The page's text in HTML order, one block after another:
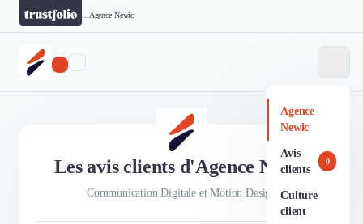
Agence Newic
Agence
Newic
Avis
clients
0
Culture
client
Les avis clients d'Agence Newic
Communication Digitale et Motion Design